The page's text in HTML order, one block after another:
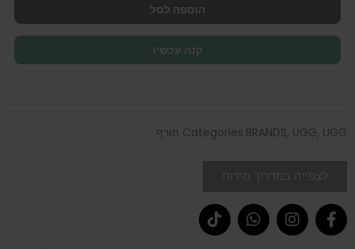
הוספה לסל
קנה עכשיו
Categories BRANDS, UGG, UGG חורף